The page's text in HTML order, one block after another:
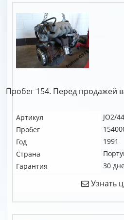
Пробег 154. Перед продажей
Артикул
JO2/
Пробег
Год
1991
Страна
Гарантия
30
Узнать